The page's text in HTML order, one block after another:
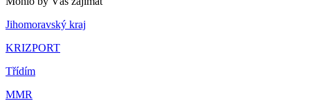
Jihomoravský kraj
KRIZPORT
Třídím
MMR